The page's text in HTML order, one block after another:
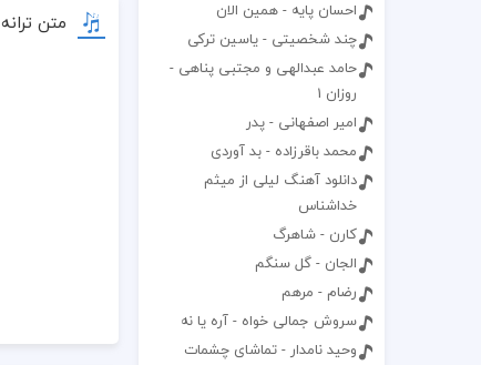
احسان پایه - همین الان
چند شخصیتی - یاسین ترکی
حامد عبدالهی و مجتبی پناهی -
روزان 1
امیر اصفهانی - پدر
محمد باقرزاده - بد آوردی
دانلود آهنگ لیلی از میثم
خداشناس
کارن - شاهرگ
الجان - گل سنگم
رضام - مرهم
سروش جمالی خواه - آره یا نه
وحید نامدار - تماشای چشمات
متن ترانه